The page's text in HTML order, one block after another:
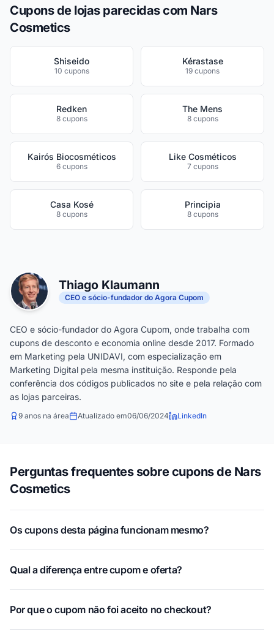
Cupons de lojas parecidas com Nars
Cosmetics
Shiseido
10 cupons
Kérastase
19 cupons
Redken
8 cupons
The Mens
8 cupons
Kairós Biocosméticos
6 cupons
Like Cosméticos
7 cupons
Casa Kosé
8 cupons
Principia
8 cupons
Thiago Klaumann
CEO e sócio-fundador do Agora Cupom
CEO e sócio-fundador do Agora Cupom, onde trabalha com
cupons de desconto e economia online desde 2017. Formado
em Marketing pela UNIDAVI, com especialização em
Marketing Digital pela mesma instituição. Responde pela
conferência dos códigos publicados no site e pela relação com
as lojas parceiras.
9 anos na área Atualizado em06/06/2024 LinkedIn
Perguntas frequentes sobre cupons de Nars
Cosmetics
Os cupons desta página funcionam mesmo?
Qual a diferença entre cupom e oferta?
Por que o cupom não foi aceito no checkout?